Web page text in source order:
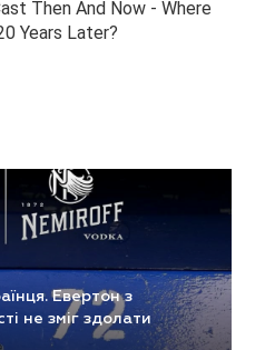
Евертон з
не зміг здолати